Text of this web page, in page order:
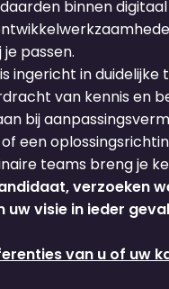
binnen
passen.
ingericht in
van kennis en
bij
een
teams breng je
verzoeken
visie in ieder
van u of uw